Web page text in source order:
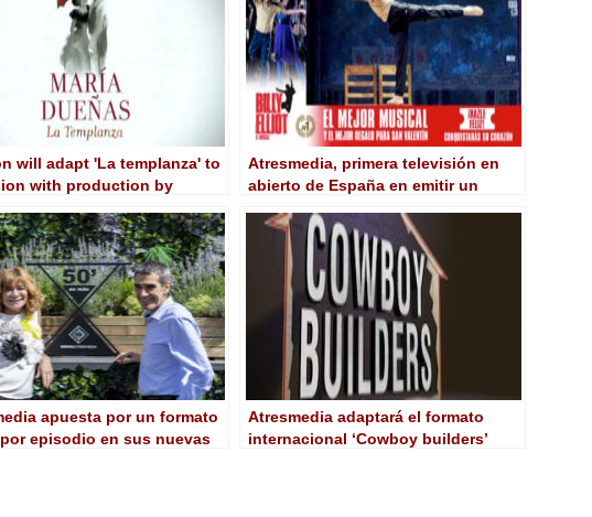
will adapt 'La templanza' to
with production by
Atresmedia, primera televisión en
abierto de España en emitir un
apuesta por un formato
por episodio en sus nuevas
Atresmedia adaptará el formato
internacional ‘Cowboy builders’